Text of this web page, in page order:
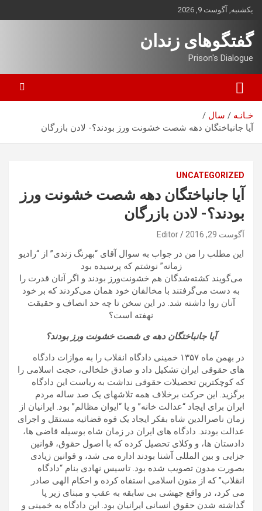
بروید
یکشنبه, آگوست 9, 2026
گفتگوهای زندان
Prison's Dialogue
خـانـه
سال
آیا جانباختگان دهه شصت خشونت ورز بودند؟- لادن بازرگان
UNCATEGORIZED
آیا جانباختگان دهه شصت خشونت ورز
بودند؟- لادن بازرگان
آگوست 29, 2016 Editor
این مطلب را من در جواب به سوال آقای “بهرنگ زندی” از “رادیو
زمانه” نوشتم که پرسیده بود
می‌گویند کشته‌شدگان هم خشونت‌ورز بودند و اگر آنان قدرت را
به دست می‌گرفتند با مخالفان خود همان می‌کردند که بر خود
آنان روا داشته شد. در این سخن تا چه حد انصاف و حقیقت
نهفته است؟
آیا جانباختگان دهه ی شصت خشونت ورز بودند؟
در بهمن ماه ۱۳۵۷ خمینی دادگاه انقلاب را به موازات دادگاه
های حقوقی ایران تشکیل داد و صادق خلخالی، حجت اسلامی را
که کوچکترین تحصیلات حقوقی نداشت به ریاست این دادگاه
برگزید. این حرکت برخلاف همه تلاشهای یک صد ساله مردم
ایران برای ایجاد “عدالت خانه” و یا “ایوان مظالم” بود. ایرانیان از
زمان ناصرالدین شاه بفکر ایجاد یک قوه قضائیه مستقل و اجرای
عدالت بودند. دادگاه های ایران در زمان شاه بوسیله قاضی ها،
دادستان ها، و وکلای تحصیل کرده که با اصول حقوق، قوانین
جزایی و بین المللی آشنا بودند اداره می شد، و قوانین زیادی
بصورت مدون تصویب شده بود. تاسیس نهادی بنام “دادگاه
انقلاب” که از متون اسلامی استفاه کرده و احکام الهی صادر
می کرد، در واقع جهشی بی سابقه به عقب و مبنای زیر پا
گذاشته شدن حقوق انسانی ایرانیان بود. این دادگاه به خمینی و